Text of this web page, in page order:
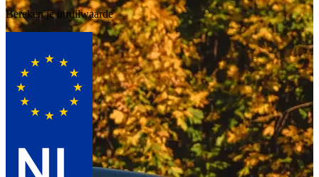
Bereken je inruilwaarde